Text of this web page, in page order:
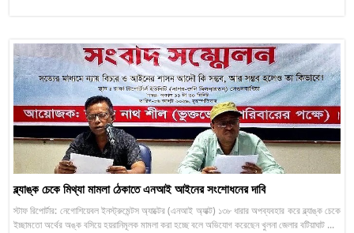
ব্ল্যাঙ্ক চেকে মিথ্যা মামলা ঠেকাতে এনআই আইনের সংশোধনের দাবি
স্টাফ রিপোর্টার: নেগোশিয়েবল ইনস্ট্রুমেন্টস অ্যাক্টের (এনআই অ্যাক্ট) ১৩৮ ধারার অপব্যবহার করে ব্ল্যাঙ্ক চেকে
ইচ্ছামতো অর্থের অঙ্ক বসিয়ে হয়রানিমূলক মামলা করা হচ্ছে বলে অভিযোগ করেছেন খুলনা জেলার বটিয়াঘাট ...